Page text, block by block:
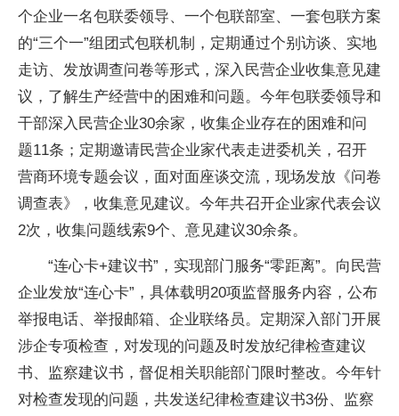
个企业一名包联委领导、一个包联部室、一套包联方案
的“三个一”组团式包联机制，定期通过个别访谈、实地
走访、发放调查问卷等形式，深入民营企业收集意见建
议，了解生产经营中的困难和问题。今年包联委领导和
干部深入民营企业30余家，收集企业存在的困难和问
题11条；定期邀请民营企业家代表走进委机关，召开
营商环境专题会议，面对面座谈交流，现场发放《问卷
调查表》，收集意见建议。今年共召开企业家代表会议
2次，收集问题线索9个、意见建议30余条。
“连心卡+建议书”，实现部门服务“零距离”。向民营
企业发放“连心卡”，具体载明20项监督服务内容，公布
举报电话、举报邮箱、企业联络员。定期深入部门开展
涉企专项检查，对发现的问题及时发放纪律检查建议
书、监察建议书，督促相关职能部门限时整改。今年针
对检查发现的问题，共发送纪律检查建议书3份、监察